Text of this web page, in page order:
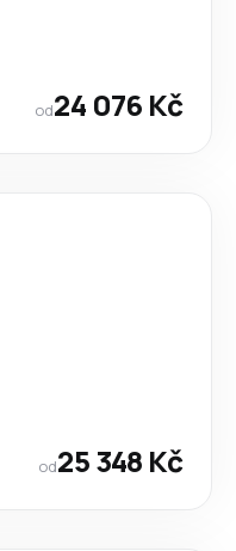
od24 076 Kč
od25 348 Kč